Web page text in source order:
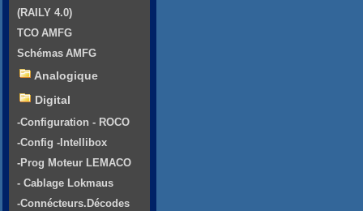
(RAILY 4.0)
TCO AMFG
Schémas AMFG
Analogique
Digital
-Configuration - ROCO
-Config -Intellibox
-Prog Moteur LEMACO
- Cablage Lokmaus
-Connécteurs.Décodes